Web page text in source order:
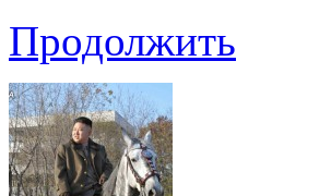
Продолжить